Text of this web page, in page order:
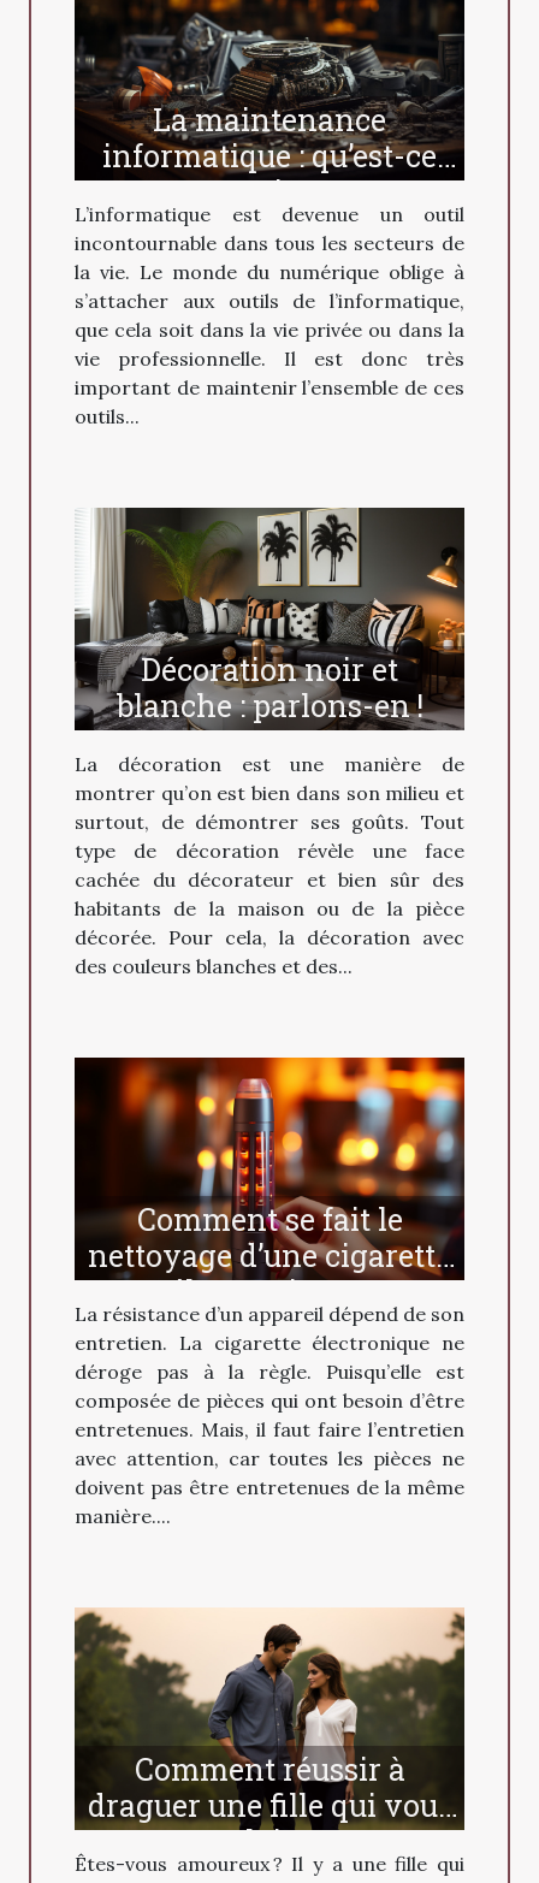
La maintenance
informatique : qu’est-ce
que c’est ?
L’informatique est devenue un outil
incontournable dans tous les secteurs de
la vie. Le monde du numérique oblige à
s’attacher aux outils de l’informatique,
que cela soit dans la vie privée ou dans la
vie professionnelle. Il est donc très
important de maintenir l’ensemble de ces
outils...
Décoration noir et
blanche : parlons-en !
La décoration est une manière de
montrer qu’on est bien dans son milieu et
surtout, de démontrer ses goûts. Tout
type de décoration révèle une face
cachée du décorateur et bien sûr des
habitants de la maison ou de la pièce
décorée. Pour cela, la décoration avec
des couleurs blanches et des...
Comment se fait le
nettoyage d’une cigarette
électronique ?
La résistance d’un appareil dépend de son
entretien. La cigarette électronique ne
déroge pas à la règle. Puisqu’elle est
composée de pièces qui ont besoin d’être
entretenues. Mais, il faut faire l’entretien
avec attention, car toutes les pièces ne
doivent pas être entretenues de la même
manière....
Comment réussir à
draguer une fille qui vous
plait ?
Êtes-vous amoureux ? Il y a une fille qui